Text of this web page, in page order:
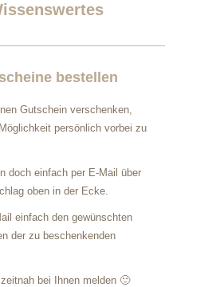
bestellen
Gutschein verschenken,
persönlich vorbei zu
doch einfach per E-Mail über
oben in der Ecke.
einfach den gewünschten
der zu beschenkenden
bei Ihnen melden 🙂